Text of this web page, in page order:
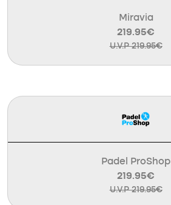
Miravia
219.95€
U.V.P 219.95€
Padel ProShop
219.95€
U.V.P 219.95€